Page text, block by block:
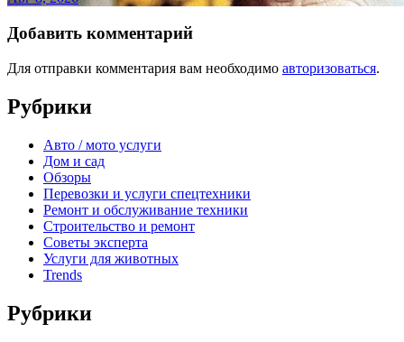
Добавить комментарий
Для отправки комментария вам необходимо авторизоваться.
Рубрики
Авто / мото услуги
Дом и сад
Обзоры
Перевозки и услуги спецтехники
Ремонт и обслуживание техники
Строительство и ремонт
Советы эксперта
Услуги для животных
Trends
Рубрики